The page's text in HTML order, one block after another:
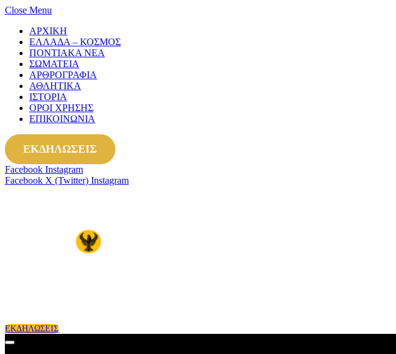
Close Menu
ΑΡΧΙΚΗ
ΕΛΛΑΔΑ – ΚΟΣΜΟΣ
ΠΟΝΤΙΑΚΑ ΝΕΑ
ΣΩΜΑΤΕΙΑ
ΑΡΘΡΟΓΡΑΦΙΑ
ΑΘΛΗΤΙΚΑ
ΙΣΤΟΡΙΑ
ΟΡΟΙ ΧΡΗΣΗΣ
ΕΠΙΚΟΙΝΩΝΙΑ
ΕΚΔΗΛΩΣΕΙΣ
Facebook Instagram
Facebook X (Twitter) Instagram
ΕΚΔΗΛΩΣΕΙΣ